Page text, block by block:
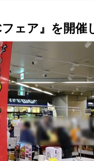
ェア』を開催